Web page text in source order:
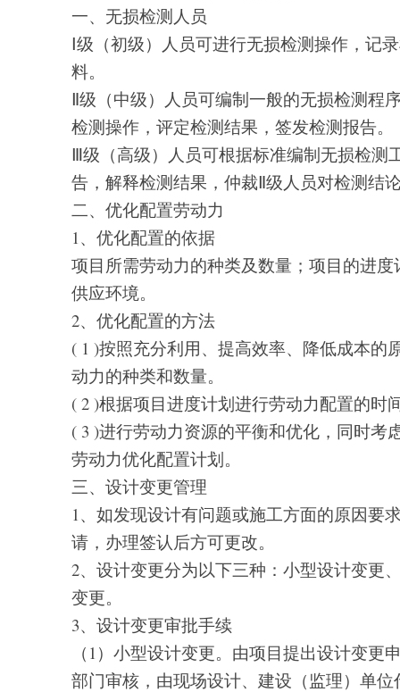
一、无损检测人员
Ⅰ级（初级）人员可进行无损检测操作，记
料。
Ⅱ级（中级）人员可编制一般的无损检测程
检测操作，评定检测结果，签发检测报告。
Ⅲ级（高级）人员可根据标准编制无损检测
告，解释检测结果，仲裁Ⅱ级人员对检测结
二、优化配置劳动力
1、优化配置的依据
项目所需劳动力的种类及数量；项目的进
供应环境。
2、优化配置的方法
( 1 )按照充分利用、提高效率、降低成本的
动力的种类和数量。
( 2 )根据项目进度计划进行劳动力配置的时
( 3 )进行劳动力资源的平衡和优化，同时考
劳动力优化配置计划。
三、设计变更管理
1、如发现设计有问题或施工方面的原因要
请，办理签认后方可更改。
2、设计变更分为以下三种：小型设计变更
变更。
3、设计变更审批手续
（1）小型设计变更。由项目提出设计变更
部门审核，由现场设计、建设（监理）单